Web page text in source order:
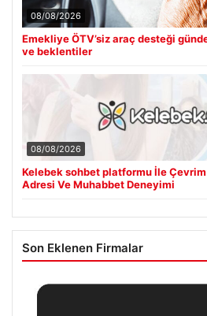
08/08/2026
Emekliye ÖTV’siz araç desteği
ve beklentiler
08/08/2026
Kelebek sohbet platformu İle
Adresi Ve Muhabbet Deneyimi
Son Eklenen Firmalar